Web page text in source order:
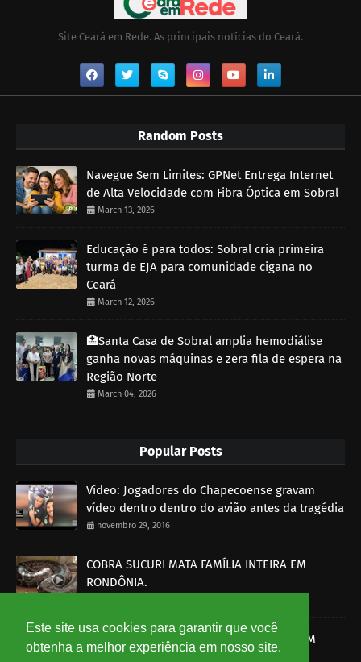
Este site usa cookies para garantir que você
obtenha a melhor experiência em nosso site.
Site Ceará em Rede. As principais notícias do Ceará.
Random Posts
Navegue Sem Limites: GPNet Entrega Internet
de Alta Velocidade com Fibra Óptica em Sobral
March 13, 2026
Educação é para todos: Sobral cria primeira
turma de EJA para comunidade cigana no
Ceará
March 12, 2026
🏥Santa Casa de Sobral amplia hemodiálise
ganha novas máquinas e zera fila de espera na
Região Norte
March 04, 2026
Popular Posts
Vídeo: Jogadores do Chapecoense gravam
vídeo dentro dentro do avião antes da tragédia
novembro 29, 2016
COBRA SUCURI MATA FAMÍLIA INTEIRA EM
RONDÔNIA.
SOBRAL-CE: HOMEM É MORTO A BALA E PM
DETÉM UM SUSPEITO